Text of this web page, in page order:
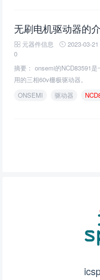
元器件信息
2023-03-
0
摘要： onsemi的NCD83591
用的三相60v栅极驱动器。
ONSEMI
驱动器